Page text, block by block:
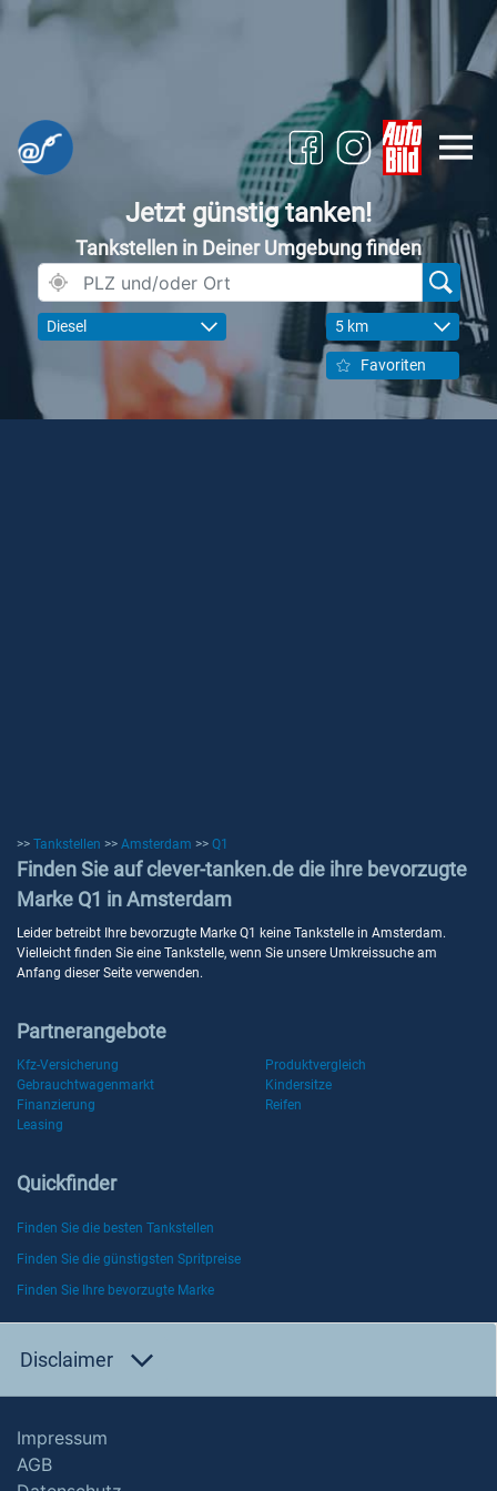
Jetzt günstig tanken!
Tankstellen in Deiner Umgebung finden
Diesel 5 km
Favoriten
>> Tankstellen >> Amsterdam >> Q1
Finden Sie auf clever-tanken.de die ihre bevorzugte
Marke Q1 in Amsterdam
Leider betreibt Ihre bevorzugte Marke Q1 keine Tankstelle in Amsterdam.
Vielleicht finden Sie eine Tankstelle, wenn Sie unsere Umkreissuche am
Anfang dieser Seite verwenden.
Partnerangebote
Kfz-Versicherung
Produktvergleich
Gebrauchtwagenmarkt
Kindersitze
Finanzierung
Reifen
Leasing
Quickfinder
Finden Sie die besten Tankstellen
Finden Sie die günstigsten Spritpreise
Finden Sie Ihre bevorzugte Marke
Disclaimer
Impressum
AGB